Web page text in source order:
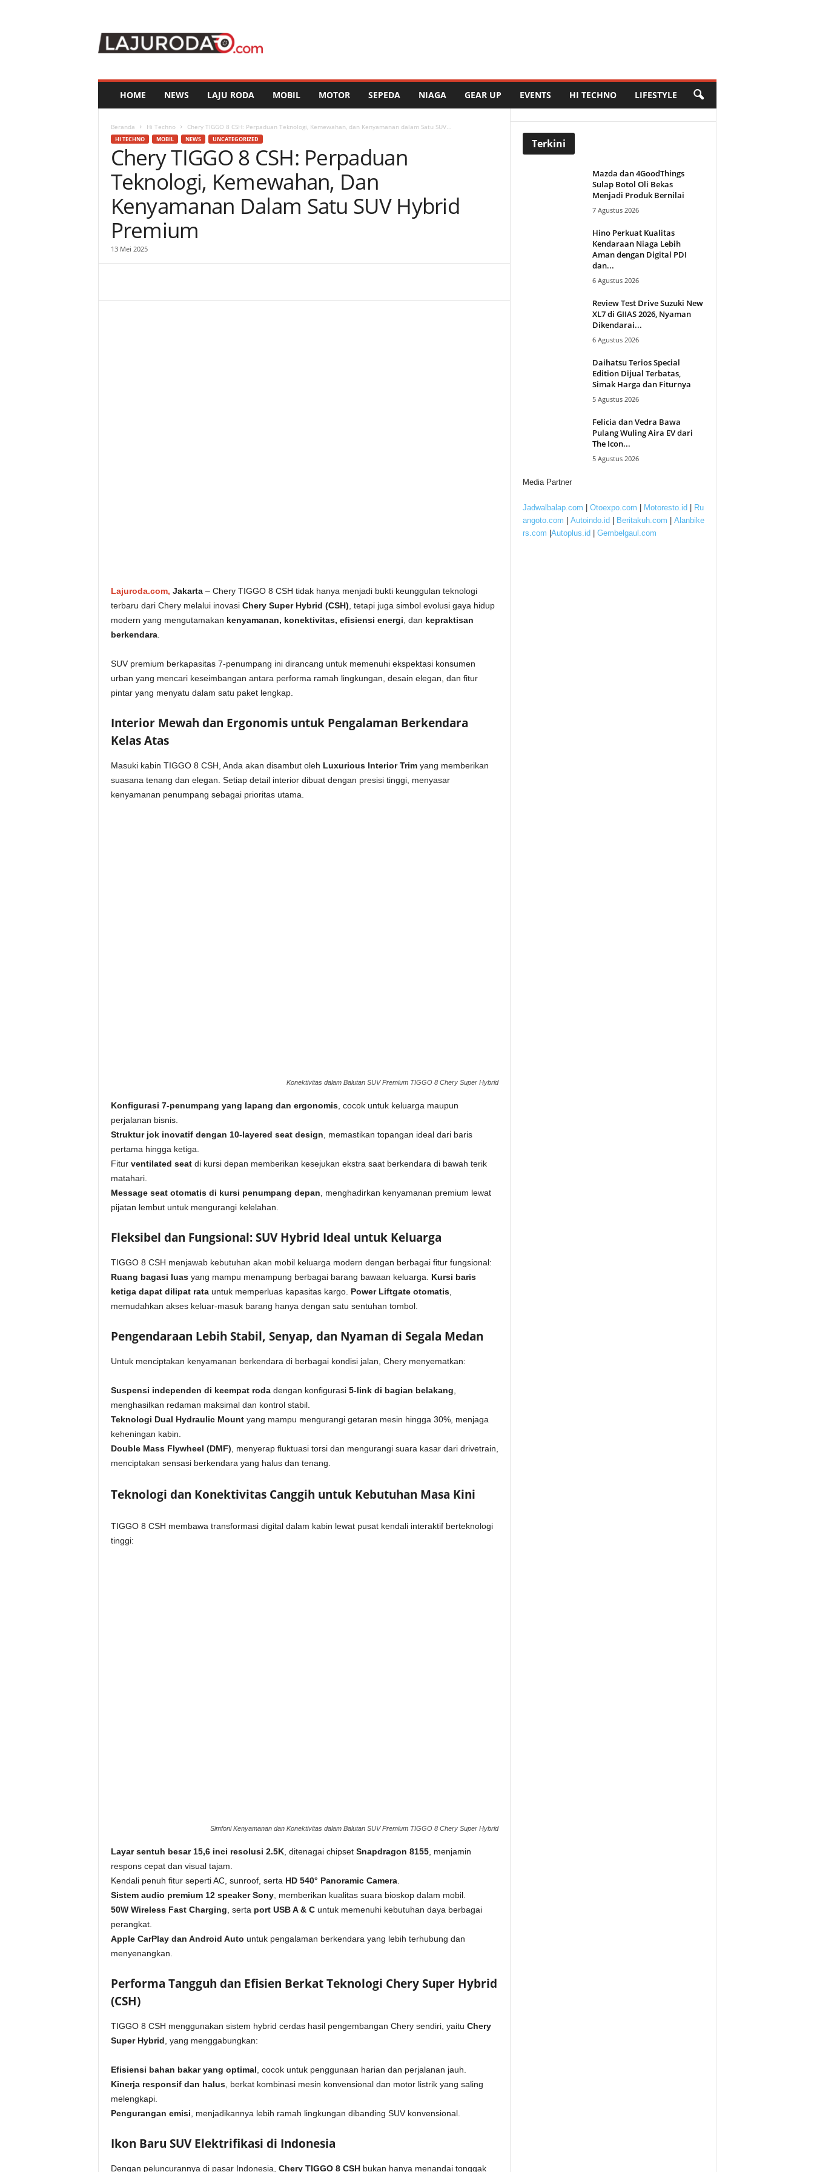
u
HOME NEWS LAJU RODA MOBIL MOTOR SEPEDA NIAGA GEAR UP EVENTS HI TECHNO LIFESTYLE
Beranda Hi Techno Chery TIGGO 8 CSH: Perpaduan Teknologi, Kemewahan, dan Kenyamanan dalam Satu SUV...
HI TECHNO MOBIL NEWS UNCATEGORIZED
Chery TIGGO 8 CSH: Perpaduan
Teknologi, Kemewahan, Dan
Kenyamanan Dalam Satu SUV Hybrid
Premium
13 Mei 2025
Lajuroda.com, Jakarta– Chery TIGGO 8 CSH tidak hanya menjadi bukti keunggulan teknologi
terbaru dari Chery melalui inovasi Chery Super Hybrid (CSH) , tetapi juga simbol evolusi gaya hidup
modern yang mengutamakan kenyamanan, konektivitas, efisiensi energi , dan kepraktisan
berkendara.
SUV premium berkapasitas 7-penumpang ini dirancang untuk memenuhi ekspektasi konsumen
urban yang mencari keseimbangan antara performa ramah lingkungan, desain elegan, dan fitur
pintar yang menyatu dalam satu paket lengkap.
Interior Mewah dan Ergonomis untuk Pengalaman Berkendara
Kelas Atas
Masuki kabin TIGGO 8 CSH, Anda akan disambut oleh Luxurious Interior Trimyang memberikan
suasana tenang dan elegan. Setiap detail interior dibuat dengan presisi tinggi, menyasar
kenyamanan penumpang sebagai prioritas utama.
Konektivitas dalam Balutan SUV Premium TIGGO 8 Chery Super Hybrid
Konfigurasi 7-penumpang yang lapang dan ergonomis, cocok untuk keluarga maupun
perjalanan bisnis.
Struktur jok inovatif dengan 10-layered seat design , memastikan topangan ideal dari baris
pertama hingga ketiga.
Fitur ventilated seatdi kursi depan memberikan kesejukan ekstra saat berkendara di bawah terik
matahari.
Message seat otomatis di kursi penumpang depan , menghadirkan kenyamanan premium lewat
pijatan lembut untuk mengurangi kelelahan.
Fleksibel dan Fungsional: SUV Hybrid Ideal untuk Keluarga
TIGGO 8 CSH menjawab kebutuhan akan mobil keluarga modern dengan berbagai fitur fungsional:
Ruang bagasi luasyang mampu menampung berbagai barang bawaan keluarga. Kursi baris
ketiga dapat dilipat ratauntuk memperluas kapasitas kargo. Power Liftgate otomatis,
memudahkan akses keluar-masuk barang hanya dengan satu sentuhan tombol.
Pengendaraan Lebih Stabil, Senyap, dan Nyaman di Segala Medan
Untuk menciptakan kenyamanan berkendara di berbagai kondisi jalan, Chery menyematkan:
Suspensi independen di keempat rodadengan konfigurasi 5-link di bagian belakang
menghasilkan redaman maksimal dan kontrol stabil.
Teknologi Dual Hydraulic Mountyang mampu mengurangi getaran mesin hingga 30%, menjaga
keheningan kabin.
Double Mass Flywheel (DMF) , menyerap fluktuasi torsi dan mengurangi suara kasar dari drivetrain,
menciptakan sensasi berkendara yang halus dan tenang.
Teknologi dan Konektivitas Canggih untuk Kebutuhan Masa Kini
TIGGO 8 CSH membawa transformasi digital dalam kabin lewat pusat kendali interaktif berteknologi
tinggi:
Simfoni Kenyamanan dan Konektivitas dalam Balutan SUV Premium TIGGO 8 Chery Super Hybrid
Layar sentuh besar 15,6 inci resolusi 2.5K, ditenagai chipset Snapdragon 8155, menjamin
respons cepat dan visual tajam.
Kendali penuh fitur seperti AC, sunroof, serta HD 540° Panoramic Camera.
Sistem audio premium 12 speaker Sony, memberikan kualitas suara bioskop dalam mobil.
50W Wireless Fast Charging , serta port USB A & Cuntuk memenuhi kebutuhan daya berbagai
perangkat.
Apple CarPlay dan Android Auto untuk pengalaman berkendara yang lebih terhubung dan
menyenangkan.
Performa Tangguh dan Efisien Berkat Teknologi Chery Super Hybrid
(CSH)
TIGGO 8 CSH menggunakan sistem hybrid cerdas hasil pengembangan Chery sendiri, yaitu Chery
Super Hybrid , yang menggabungkan:
Efisiensi bahan bakar yang optimal , cocok untuk penggunaan harian dan perjalanan jauh.
Kinerja responsif dan halus, berkat kombinasi mesin konvensional dan motor listrik yang saling
melengkapi.
Pengurangan emisi , menjadikannya lebih ramah lingkungan dibanding SUV konvensional.
Ikon Baru SUV Elektrifikasi di Indonesia
Dengan peluncurannya di pasar Indonesia, Chery TIGGO 8 CSHbukan hanya menandai tonggak
Terkini
Mazda dan 4GoodThings
Sulap Botol Oli Bekas
Menjadi Produk Bernilai
7 Agustus 2026
Hino Perkuat Kualitas
Kendaraan Niaga Lebih
Aman dengan Digital PDI
dan...
6 Agustus 2026
Review Test Drive Suzuki New
XL7 di GIIAS 2026, Nyaman
Dikendarai...
6 Agustus 2026
Daihatsu Terios Special
Edition Dijual Terbatas,
Simak Harga dan Fiturnya
5 Agustus 2026
Felicia dan Vedra Bawa
Pulang Wuling Aira EV dari
The Icon...
5 Agustus 2026
Media Partner
Jadwalbalap.com Otoexpo.com Motoresto.id
Ru
angoto.com
Autoindo.id Beritakuh.com
Alanbike
rs.com Autoplus.id Gembelgaul.com